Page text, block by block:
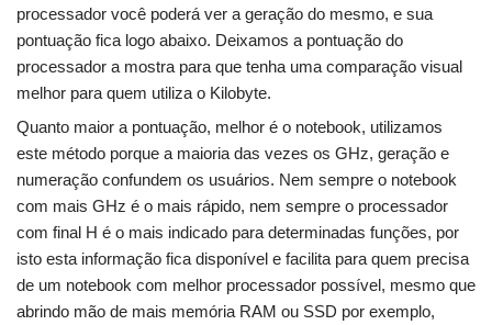
processador você poderá ver a geração do mesmo, e sua
pontuação fica logo abaixo. Deixamos a pontuação do
processador a mostra para que tenha uma comparação visual
melhor para quem utiliza o Kilobyte.
Quanto maior a pontuação, melhor é o notebook, utilizamos
este método porque a maioria das vezes os GHz, geração e
numeração confundem os usuários. Nem sempre o notebook
com mais GHz é o mais rápido, nem sempre o processador
com final H é o mais indicado para determinadas funções, por
isto esta informação fica disponível e facilita para quem precisa
de um notebook com melhor processador possível, mesmo que
abrindo mão de mais memória RAM ou SSD por exemplo,